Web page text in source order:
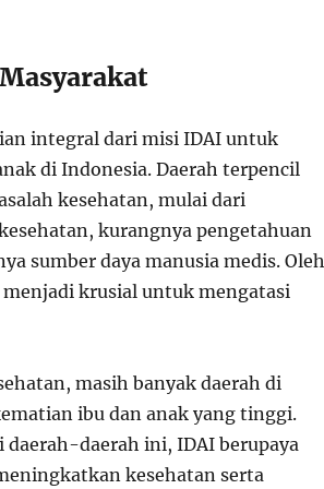
integral dari misi IDAI untuk
di Indonesia. Daerah terpencil
kesehatan, mulai dari
kurangnya pengetahuan
sumber daya manusia medis. Oleh
krusial untuk mengatasi
masih banyak daerah di
ibu dan anak yang tinggi.
daerah ini, IDAI berupaya
kesehatan serta